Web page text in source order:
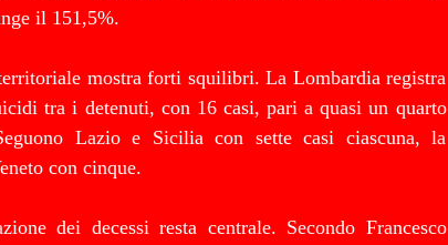
il 151,5%.
mostra forti squilibri. La Lombardia registra
tra i detenuti, con 16 casi, pari a quasi un quarto
Lazio e Sicilia con sette casi ciascuna, la
con cinque.
dei decessi resta centrale. Secondo Francesco